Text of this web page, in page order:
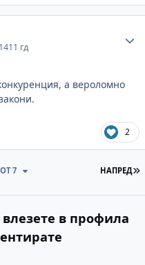
11 гд
а вероломно
2
НАПРЕД
7
в профила